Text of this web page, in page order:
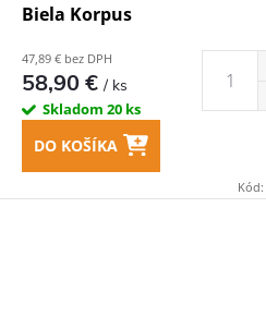
Biela Korpus
47,89 € bez DPH
58,90 €/ ks
Skladom 20 ks
DO KOŠÍKA
Kód: